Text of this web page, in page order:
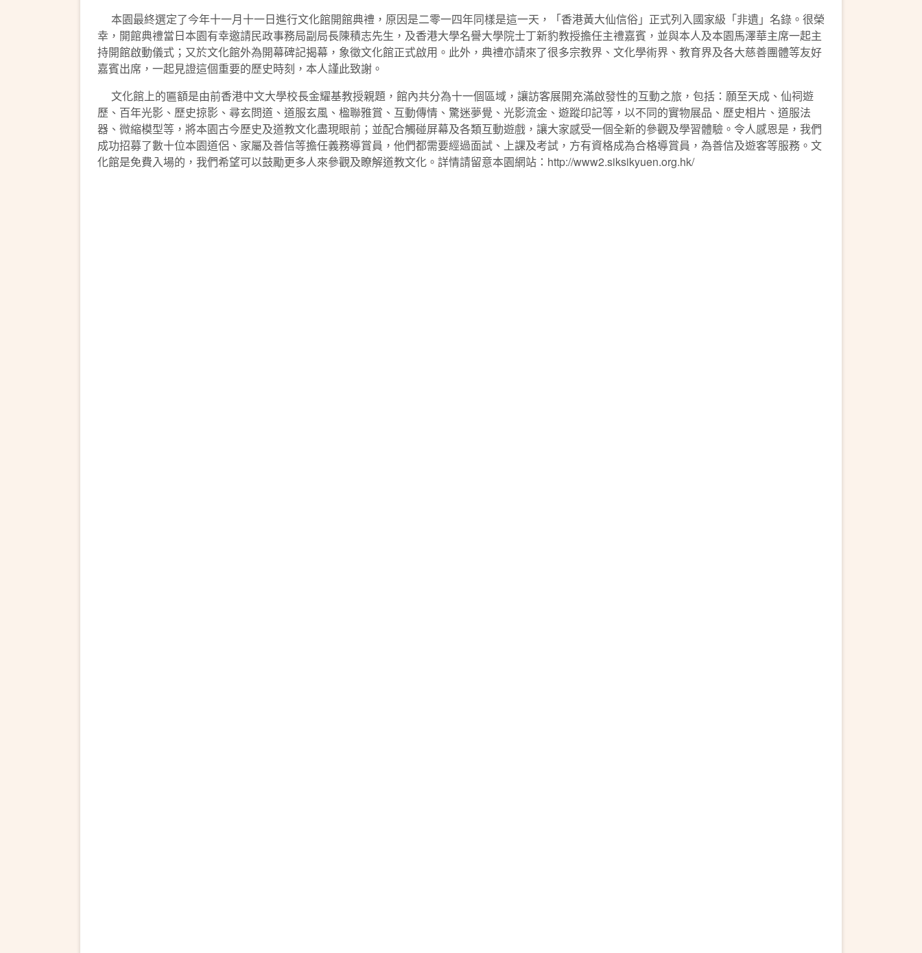
本園最終選定了今年十一月十一日進行文化館開館典禮，原因是二零一四年同樣是這一天，「香港黃大仙信俗」正式列入國家級「非遺」名錄。很榮
幸，開館典禮當日本園有幸邀請民政事務局副局長陳積志先生，及香港大學名譽大學院士丁新豹教授擔任主禮嘉賓，並與本人及本園馬澤華主席一起主
持開館啟動儀式；又於文化館外為開幕碑記揭幕，象徵文化館正式啟用。此外，典禮亦請來了很多宗教界、文化學術界、教育界及各大慈善團體等友好
嘉賓出席，一起見證這個重要的歷史時刻，本人謹此致謝。
文化館上的匾額是由前香港中文大學校長金耀基教授親題，館內共分為十一個區域，讓訪客展開充滿啟發性的互動之旅，包括：願至天成、仙祠遊
歷、百年光影、歷史掠影、尋玄問道、道服玄風、楹聯雅賞、互動傳情、驚迷夢覺、光影流金、遊蹤印記等，以不同的實物展品、歷史相片、道服法
器、微縮模型等，將本園古今歷史及道教文化盡現眼前；並配合觸碰屏幕及各類互動遊戲，讓大家感受一個全新的參觀及學習體驗。令人感恩是，我們
成功招募了數十位本園道侶、家屬及善信等擔任義務導賞員，他們都需要經過面試、上課及考試，方有資格成為合格導賞員，為善信及遊客等服務。文
化館是免費入場的，我們希望可以鼓勵更多人來參觀及瞭解道教文化。詳情請留意本園網站：http://www2.siksikyuen.org.hk/